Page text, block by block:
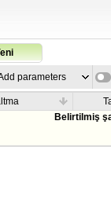
parameters
Belirtilmiş